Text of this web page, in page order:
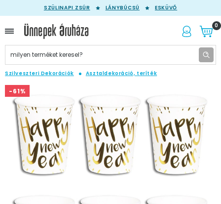
SZÜLINAPI ZSÚR LÁNYBÚCSÚ ESKÜVŐ
0
Szilveszteri Dekorációk Asztaldekoráció, teríték
-61%